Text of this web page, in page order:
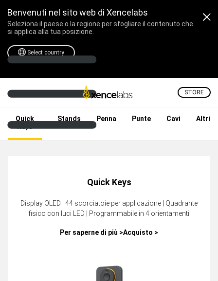
Benvenuti nel sito web di Xencelabs
Seleziona il paese o la regione per sfogliare il contenuto che
si applica alla tua posizione.
Select country
STORE
Tavoletta e Pen Display
Quick
Stands Penna Punte Cavi Altri
Quick Keys
Display OLED | 44 scorciatoie per applicazione | Quadrante
fisico con luci LED | Programmabile in 4 orientamenti
Per saperne di più >Acquisto >